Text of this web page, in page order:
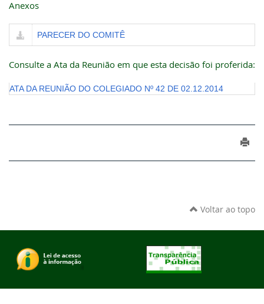
Anexos
PARECER DO COMITÊ
Consulte a Ata da Reunião em que esta decisão foi proferida:
ATA DA REUNIÃO DO COLEGIADO Nº 42 DE 02.12.2014
Voltar ao topo